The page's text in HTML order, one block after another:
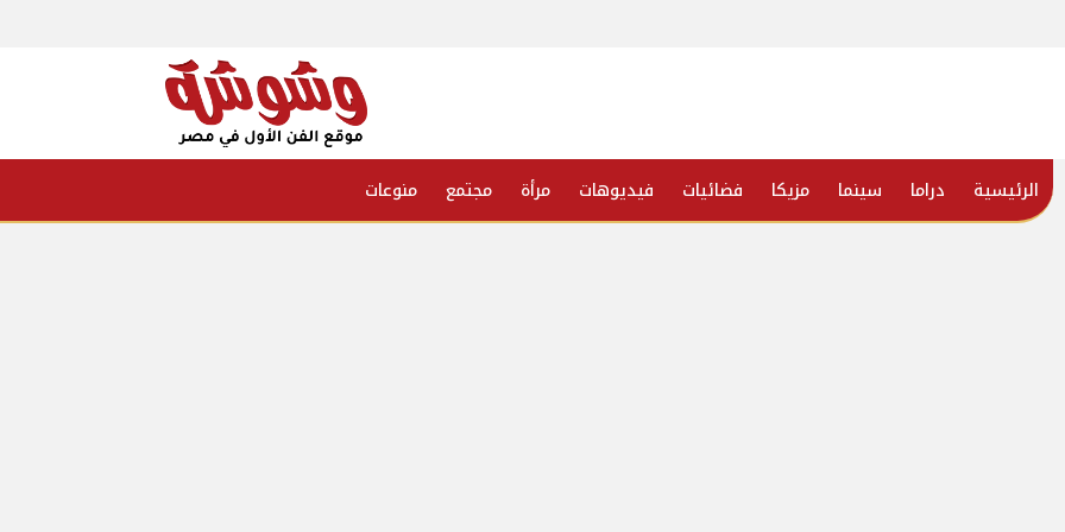
الرئيسية دراما سينما مزيكا فضائيات فيديوهات مرأة مجتمع منوعات